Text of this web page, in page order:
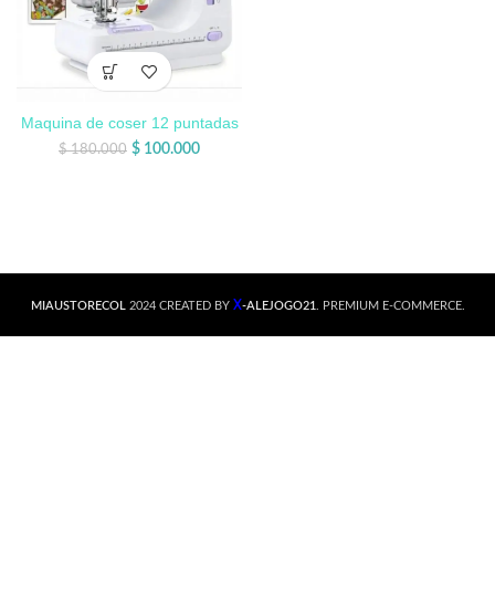
Maquina de coser 12 puntadas
$180.000 $ 100.000
MIAUSTORECOL 2024 CREATED BY X-ALEJOGO21 . PREMIUM E-COMMERCE.